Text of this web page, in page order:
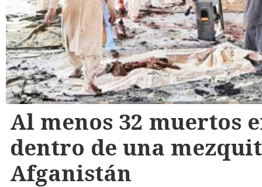
Al menos 32 muertos
dentro de una
Afganistán